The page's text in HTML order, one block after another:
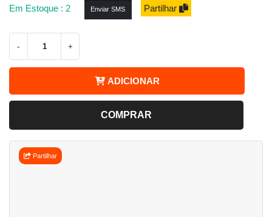
Em Estoque : 2 Enviar SMS Partilhar
- +
ADICIONAR
COMPRAR
Partilhar